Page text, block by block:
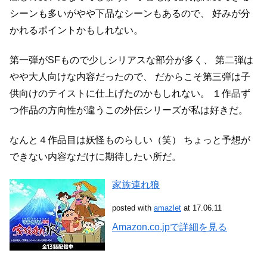
シーンも多いがやや下品なシーンもあるので、
好みが分
かれるポイントかもしれない。
第一弾がSFもので少しシリアスな部分が多く、
第二弾は
やや大人向けな内容だったので、
だからこそ第三弾は子
供向けのテイストに仕上げたのかもしれない。
１作品ず
つ作品の方向性が違うこの外伝シリーズが私は好きだ。
なんと４作品目は妖怪ものらしい（笑）
ちょっと予想が
できない内容なだけに期待したい所だ。
家族連れ狼
posted with amazlet at 17.06.11
Amazon.co.jpで詳細を見る